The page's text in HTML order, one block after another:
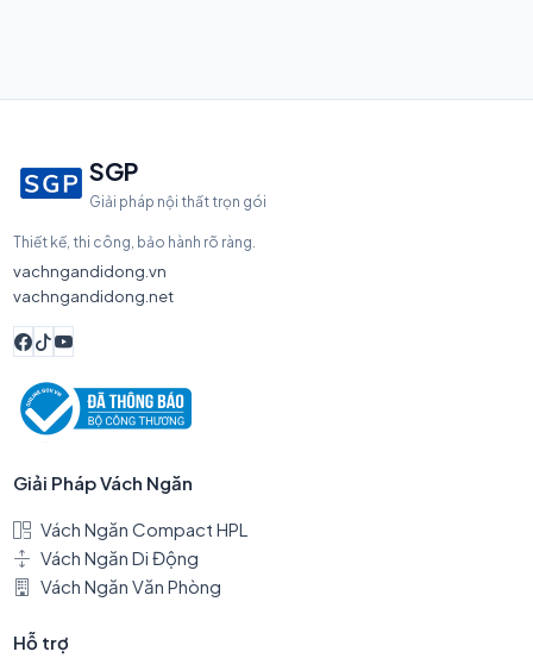
SGP
Giải pháp nội thất trọn gói
Thiết kế, thi công, bảo hành rõ ràng.
vachngandidong.vn
vachngandidong.net
Giải Pháp Vách Ngăn
Vách Ngăn Compact HPL
Vách Ngăn Di Động
Vách Ngăn Văn Phòng
Hỗ trợ